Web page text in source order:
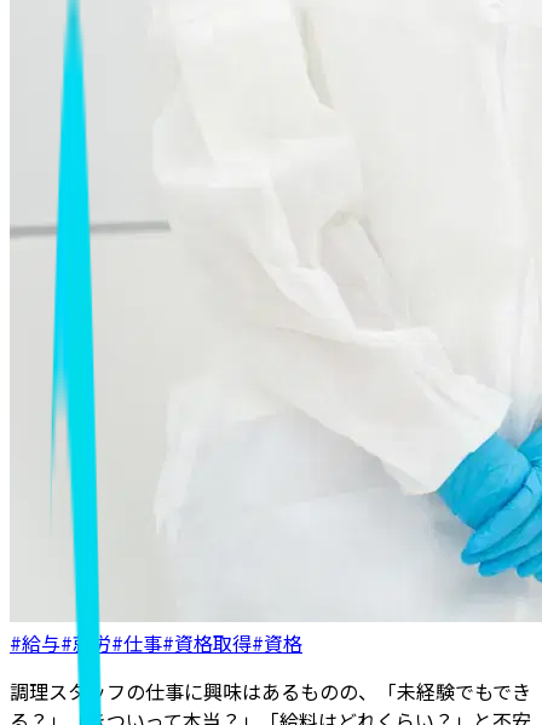
#給与#就労#仕事#資格取得#資格
調理スタッフの仕事に興味はあるものの、「未経験でもでき